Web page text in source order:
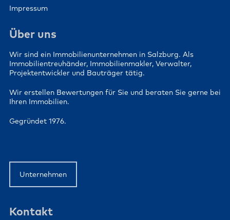
Impressum
Über uns
Wir sind ein Immobilienunternehmen in Salzburg. Als
Immobilientreuhänder, Immobilienmakler, Verwalter,
Projektentwickler und Bauträger tätig.
Wir erstellen Bewertungen für Sie und beraten Sie gerne bei
Ihren Immobilien.
Gegründet 1976.
Unternehmen
Kontakt